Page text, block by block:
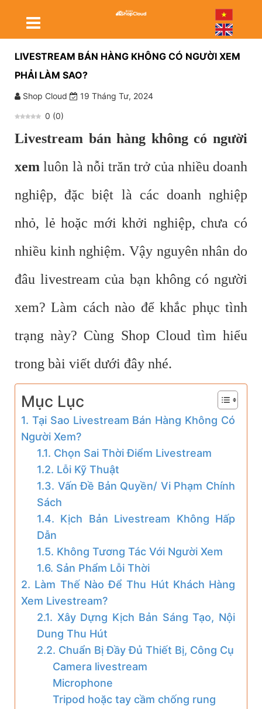
LIVESTREAM BÁN HÀNG KHÔNG CÓ NGƯỜI XEM
PHẢI LÀM SAO?
Shop Cloud
19 Tháng Tư, 2024
0 (0)
Livestream bán hàng không có người
xem luôn là nỗi trăn trở của nhiều doanh
nghiệp, đặc biệt là các doanh nghiệp
nhỏ, lẻ hoặc mới khởi nghiệp, chưa có
nhiều kinh nghiệm. Vậy nguyên nhân do
đâu livestream của bạn không có người
xem? Làm cách nào để khắc phục tình
trạng này? Cùng Shop Cloud tìm hiểu
trong bài viết dưới đây nhé.
Mục Lục
1. Tại Sao Livestream Bán Hàng Không Có
Người Xem?
1.1. Chọn Sai Thời Điểm Livestream
1.2. Lỗi Kỹ Thuật
1.3. Vấn Đề Bản Quyền/ Vi Phạm Chính
Sách
1.4. Kịch Bản Livestream Không Hấp
Dẫn
1.5. Không Tương Tác Với Người Xem
1.6. Sản Phẩm Lỗi Thời
2. Làm Thế Nào Để Thu Hút Khách Hàng
Xem Livestream?
2.1. Xây Dựng Kịch Bản Sáng Tạo, Nội
Dung Thu Hút
2.2. Chuẩn Bị Đầy Đủ Thiết Bị, Công Cụ
Camera livestream
Microphone
Tripod hoặc tay cầm chống rung